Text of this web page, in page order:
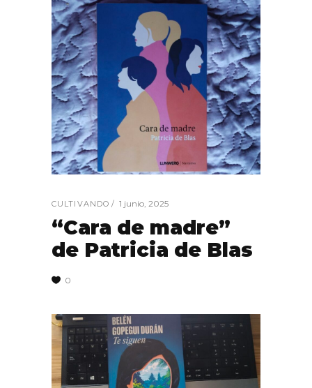
CULTIVANDO 1 junio, 2025
“Cara de madre”
de Patricia de Blas
0